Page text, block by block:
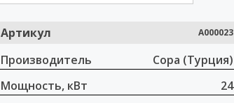
Артикул A000023
Производитель
Copa (Турция)
Мощность, кВт
24